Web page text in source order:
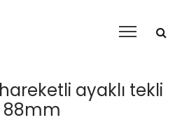
hareketli ayaklı tekli
88mm